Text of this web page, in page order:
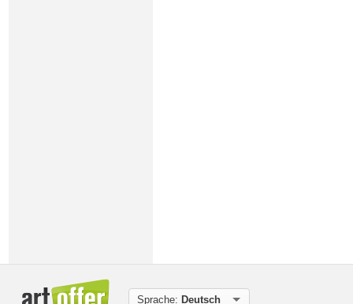
Sprache: Deutsch